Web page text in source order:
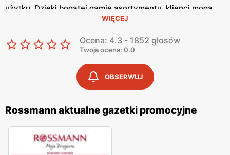
użytku. Dzięki bogatej gamie asortymentu, klienci mogą
znaleźć tu wszystko, czego potrzebują, od kosmetyków do
pielęgnacji ciała, przez produkty makijażowe, aż po
suplementy diety.
Rossmannregularnie wydaje
, które ukazują się co dwa tygodnie. W
można znaleźć licznepromocje
na wiele popularnych produktów, co przyciąga
szerokie grono lojalnych klientów. Sieć drogerii Rossmann
szczególną uwagę zwraca na jakość i różnorodność
oferowanych produktów. Asortyment obejmuje zarówno
znane marki międzynarodowe, jak i lokalne, polskie
WIĘCEJ
Ocena: 4.3 - 1852 głosów
Twoja ocena: 0.0
OBSERWUJ
Rossmann aktualne gazetki promocyjne